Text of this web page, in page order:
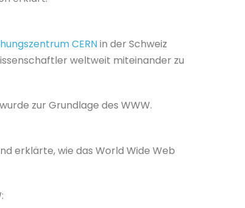
CERNin der Schweiz
weltweit miteinander zu
zur Grundlage des WWW.
erklärte, wie das World Wide Web